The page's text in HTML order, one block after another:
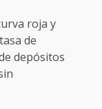
roja y
de
depósitos